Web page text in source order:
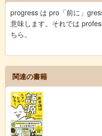
progress は pro「前に」
意味します。それでは
ちら。
関連の書籍